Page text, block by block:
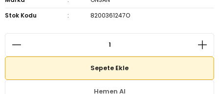
Stok Kodu
8200361247O
Sepete Ekle
Hemen Al